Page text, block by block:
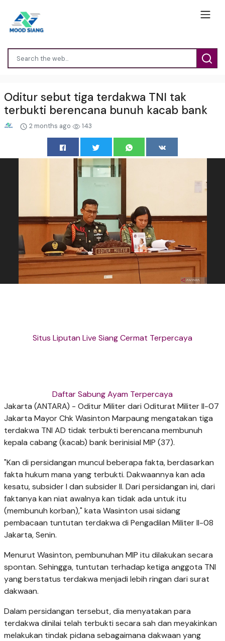
Oditur sebut tiga terdakwa TNI tak
terbukti berencana bunuh kacab bank
2 months ago 143
Situs Liputan Live Siang Cermat Terpercaya
Daftar Sabung Ayam Terpercaya
Jakarta (ANTARA) - Oditur Militer dari Oditurat Militer II-07
Jakarta Mayor Chk Wasinton Marpaung mengatakan tiga
terdakwa TNI AD tidak terbukti berencana membunuh
kepala cabang (kacab) bank berinisial MIP (37).
"Kan di persidangan muncul beberapa fakta, berdasarkan
fakta hukum mana yang terbukti. Dakwaannya kan ada
kesatu, subsider I dan subsider II. Dari persidangan ini, dari
faktanya kan niat awalnya kan tidak ada untuk itu
(membunuh korban)," kata Wasinton usai sidang
pembacaan tuntutan terdakwa di Pengadilan Militer II-08
Jakarta, Senin.
Menurut Wasinton, pembunuhan MIP itu dilakukan secara
spontan. Sehingga, tuntutan terhadap ketiga anggota TNI
yang berstatus terdakwa menjadi lebih ringan dari surat
dakwaan.
Dalam persidangan tersebut, dia menyatakan para
terdakwa dinilai telah terbukti secara sah dan meyakinkan
melakukan tindak pidana sebagaimana dakwaan yang